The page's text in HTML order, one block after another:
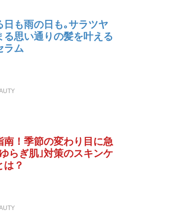
日も雨の日も｡サラツヤ
る思い通りの髪を叶える
ラム
南！季節の変わり目に急
らぎ肌｣対策のスキンケ
は？